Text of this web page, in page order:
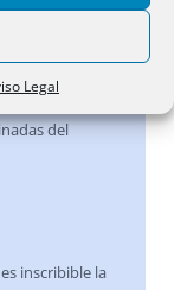
Legal
la venta, la
partición no
carece de
del
inscribible la